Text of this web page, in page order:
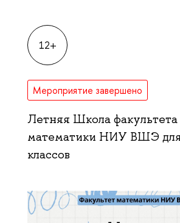
12+
Мероприятие завершено
Летняя Школа факультета
математики НИУ ВШЭ
классов